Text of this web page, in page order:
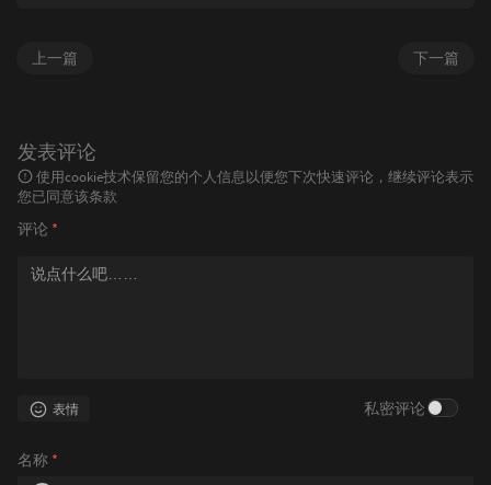
下一篇
上一篇
发表评论
使用cookie技术保留您的个人信息以便您下次快速评论，继续评论表示
您已同意该条款
评论 *
表情 私密评论
名称 *